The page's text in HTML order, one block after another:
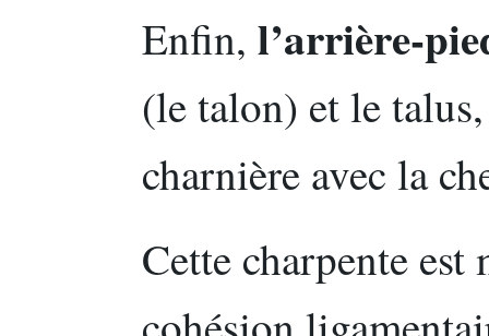
Enfin, l’arrière-
(le talon) et le
charnière avec la
Cette charpente est